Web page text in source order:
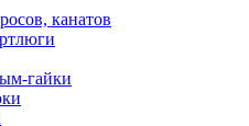
канатов
гайки